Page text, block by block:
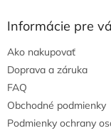
Informácie pre
Ako nakupovať
Doprava a záruka
FAQ
Obchodné podmienky
Podmienky ochrany